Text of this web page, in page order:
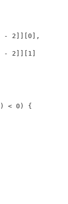
- 2 0 ],
- 2 1
) < 0 ) {